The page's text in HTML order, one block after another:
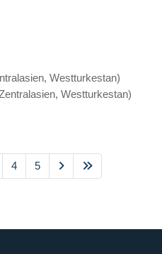
Westturkestan)
4 5